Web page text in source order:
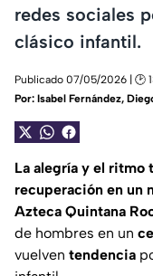
redes sociales
clásico infantil.
Publicado 07/05/2026 | 🕑
Por: Isabel Fernández,
La alegría y el ritmo
recuperación en un
Azteca Quintana
de hombres en un
vuelven tendencia